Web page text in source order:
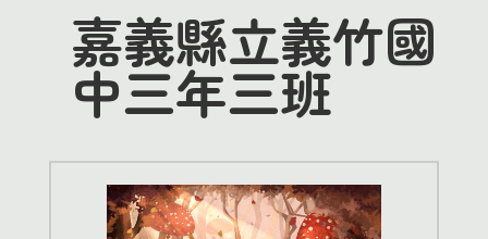
嘉義縣立義竹國
中三年三班